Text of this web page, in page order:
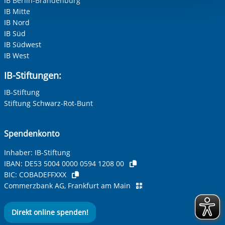
Einwilligung.
IB Mitte
IB Nord
IB Süd
IB Südwest
IB West
IB-Stiftungen:
IB-Stiftung
Stiftung Schwarz-Rot-Bunt
Spendenkonto
Inhaber: IB-Stiftung
IBAN: DE53 5004 0000 0594 1208 00
BIC: COBADEFFXXX
Commerzbank AG, Frankfurt am Main
Direkt online spenden!